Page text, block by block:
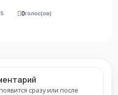
0голос(ов)
сразу или после